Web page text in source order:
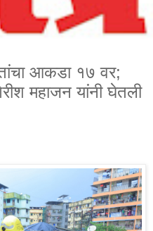
आकडा १७ वर;
महाजन यांनी घेतली